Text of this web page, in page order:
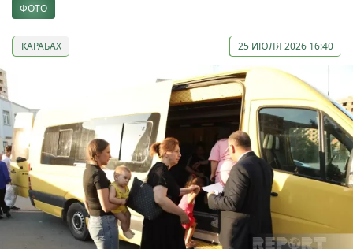
ФОТО
КАРАБАХ 25 ИЮЛЯ 2026 16:40